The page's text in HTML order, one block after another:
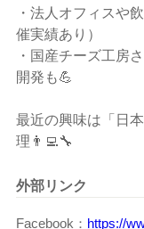
・法人オフィスや
催実績あり）
・国産チーズ工房
開発も💪
最近の興味は「日
理👨‍💻🔧
外部リンク
Facebook https://